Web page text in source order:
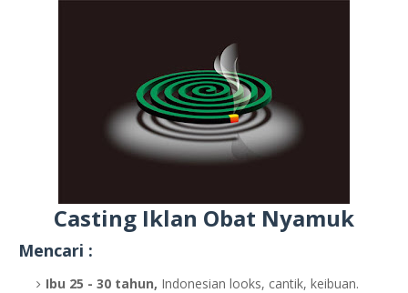
Casting Iklan Obat Nyamuk
Mencari :
Ibu 25 - 30 tahun, Indonesian looks, cantik, keibuan.